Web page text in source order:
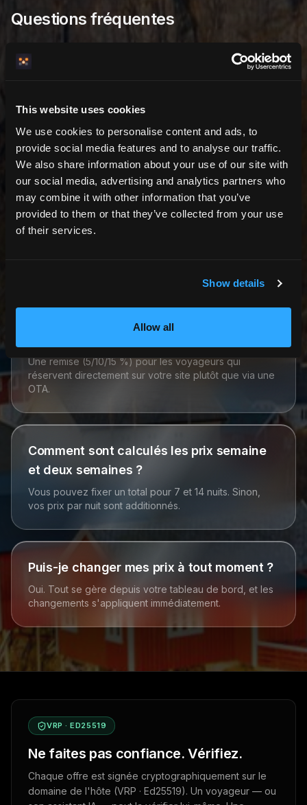
This website uses cookies
We use cookies to personalise content and ads, to
provide social media features and to analyse our traffic.
We also share information about your use of our site with
our social media, advertising and analytics partners who
may combine it with other information that you’ve
provided to them or that they’ve collected from your use
of their services.
Show details
Allow all
Questions fréquentes
Non. Vous fixez chaque prix vous-même. Pricera
devinette.
Qu'est-ce qu'une nuit creuse ?
Une ou deux nuits libres entre deux réservations. Elles
reçoivent une remise automatique pour être plus
Qu'est-ce que la remise réservation
Une remise (5/10/15 %) pour les voyageurs qui
réservent directement sur votre site plutôt que via une
OTA.
Comment sont calculés les prix semaine
et deux semaines ?
Vous pouvez fixer un total pour 7 et 14 nuits. Sinon,
vos prix par nuit sont additionnés.
Puis-je changer mes prix à tout moment ?
Oui. Tout se gère depuis votre tableau de bord, et les
changements s'appliquent immédiatement.
VRP · ED25519
Ne faites pas confiance. Vérifiez.
Chaque offre est signée cryptographiquement sur le
domaine de l'hôte (VRP · Ed25519). Un voyageur — ou